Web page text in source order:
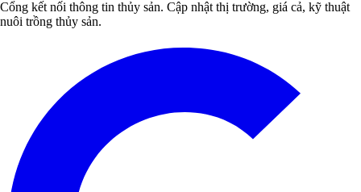
Cổng kết nối thông tin thủy sản. Cập nhật thị trường, giá cả, kỹ thuật
nuôi trồng thủy sản.